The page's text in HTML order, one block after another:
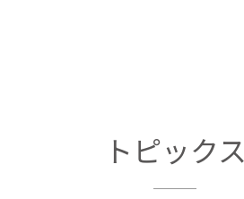
トピックス